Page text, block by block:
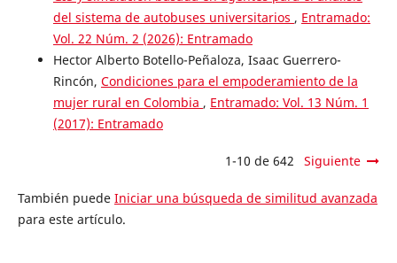
del sistema de autobuses universitarios , Entramado:
Vol. 22 Núm. 2 (2026): Entramado
Hector Alberto Botello-Peñaloza, Isaac Guerrero-
Rincón, Condiciones para el empoderamiento de la
mujer rural en Colombia , Entramado: Vol. 13 Núm. 1
(2017): Entramado
1-10 de 642 Siguiente
También puede Iniciar una búsqueda de similitud avanzada
para este artículo.